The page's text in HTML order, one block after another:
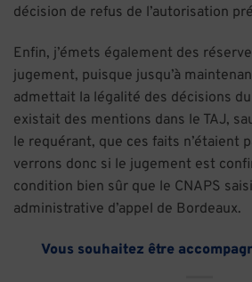
décision de refus de l’autorisation
Enfin, j’émets également des
jugement, puisque jusqu’à
admettait la légalité des décisions du
existait des mentions dans le TAJ,
le requérant, que ces faits n’étaient
verrons donc si le jugement est
condition bien sûr que le CNAPS
administrative d’appel de Bordeaux.
Vous souhaitez être